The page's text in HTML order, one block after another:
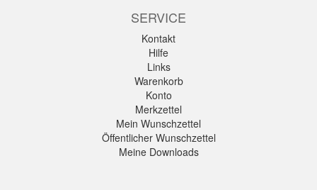
SERVICE
Kontakt
Hilfe
Links
Warenkorb
Konto
Merkzettel
Mein Wunschzettel
Öffentlicher Wunschzettel
Meine Downloads